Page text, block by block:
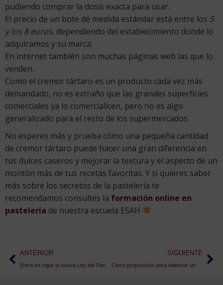
pudiendo comprar la dosis exacta para usar.
El precio de un bote de medida estándar está entre los 5
y los 8 euros, dependiendo del establecimiento donde lo
adquiramos y su marca.
En internet también son muchas páginas web las que lo
venden.
Como el cremor tártaro es un producto cada vez más
demandado, no es extraño que las grandes superficies
comerciales ya lo comercialicen, pero no es algo
generalizado para el resto de los supermercados.
No esperes más y prueba cómo una pequeña cantidad
de cremor tártaro puede hacer una gran diferencia en
tus dulces caseros y mejorar la textura y el aspecto de un
montón más de tus recetas favoritas. Y si quieres saber
más sobre los secretos de la pastelería te
recomendamos consultes la formación online en
pastelería de nuestra escuela ESAH
ANTERIOR
Entra en vigor la nueva Ley del Pan
SIGUIENTE